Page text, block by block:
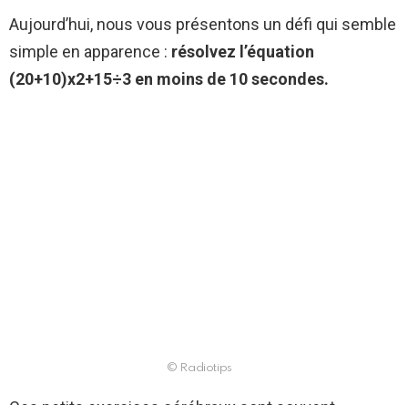
Aujourd’hui, nous vous présentons un défi qui semble
simple en apparence : résolvez l’équation
(20+10)x2+15÷3 en moins de 10 secondes.
© Radiotips